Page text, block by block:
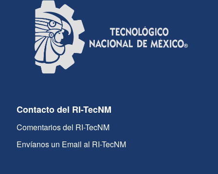
Contacto del RI-TecNM
Comentarios del RI-TecNM
Envíanos un Email al RI-TecNM